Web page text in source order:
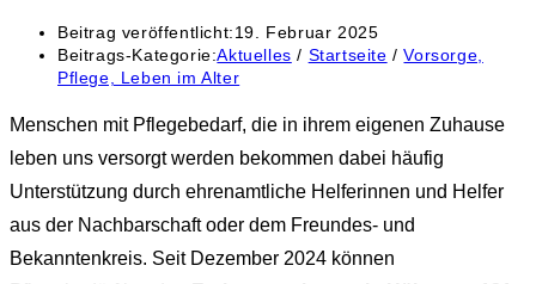
Beitrag veröffentlicht:19. Februar 2025
Beitrags-Kategorie:Aktuelles / Startseite / Vorsorge,
Pflege, Leben im Alter
Menschen mit Pflegebedarf, die in ihrem eigenen Zuhause
leben uns versorgt werden bekommen dabei häufig
Unterstützung durch ehrenamtliche Helferinnen und Helfer
aus der Nachbarschaft oder dem Freundes- und
Bekanntenkreis. Seit Dezember 2024 können